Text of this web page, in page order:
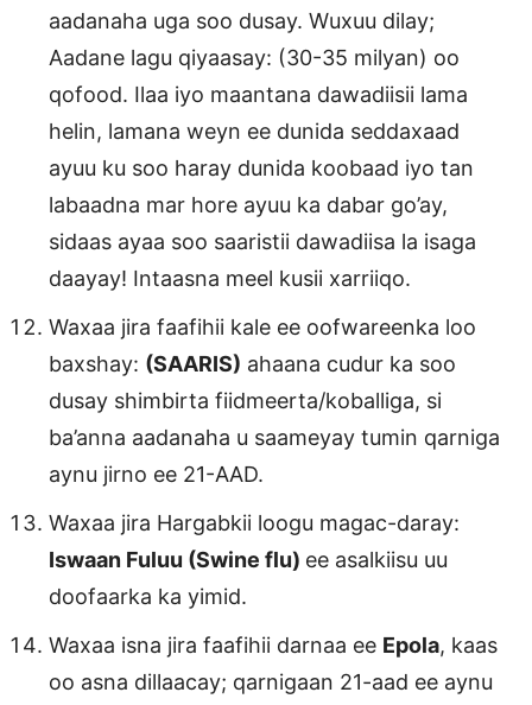
aadanaha uga soo dusay. Wuxuu dilay;
Aadane lagu qiyaasay: (30-35 milyan) oo
qofood. Ilaa iyo maantana dawadiisii lama
helin, lamana weyn ee dunida seddaxaad
ayuu ku soo haray dunida koobaad iyo tan
labaadna mar hore ayuu ka dabar go’ay,
sidaas ayaa soo saaristii dawadiisa la isaga
daayay! Intaasna meel kusii xarriiqo.
Waxaa jira faafihii kale ee oofwareenka loo
baxshay: (SAARIS) ahaana cudur ka soo
dusay shimbirta fiidmeerta/koballiga, si
ba’anna aadanaha u saameyay tumin qarniga
aynu jirno ee 21-AAD.
Waxaa jira Hargabkii loogu magac-daray:
Iswaan Fuluu (Swine flu) ee asalkiisu uu
doofaarka ka yimid.
Waxaa isna jira faafihii darnaa ee Epola, kaas
oo asna dillaacay; qarnigaan 21-aad ee aynu